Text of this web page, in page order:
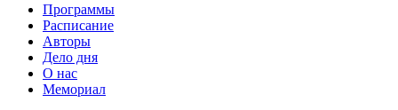
Программы
Расписание
Авторы
Дело дня
О нас
Мемориал